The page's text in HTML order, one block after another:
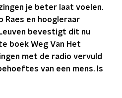
je beter laat voelen.
Raes en hoogleraar
bevestigt dit nu
boek Weg Van Het
met de radio vervuld
van een mens. Is